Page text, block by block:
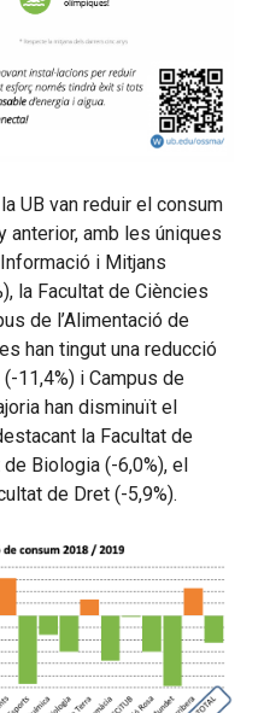
UB van reduir el consum
anterior, amb les úniques
i Mitjans
la Facultat de Ciències
de l’Alimentació de
han tingut una reducció
11,4%) i Campus de
han disminuït el
la Facultat de
Biologia (-6,0%), el
de Dret (-5,9%).